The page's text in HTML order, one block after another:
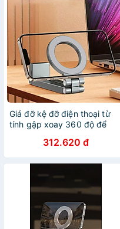
Giá đỡ kệ đỡ điện thoại từ
tính gập xoay 360 độ để
máy bay livestream, selfile
tự sướng- Hàng chính hãng
312.620 đ